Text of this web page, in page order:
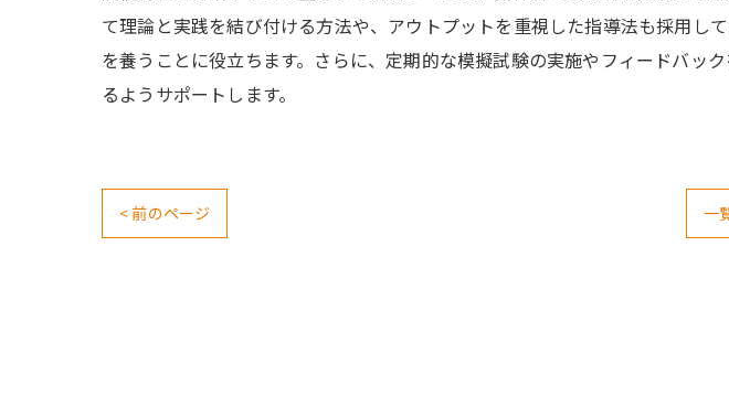
て理論と実践を結び付ける方法や、アウトプットを重視した指導法も採用し
を養うことに役立ちます。さらに、定期的な模擬試験の実施やフィードバッ
るようサポートします。
< 前のページ 一